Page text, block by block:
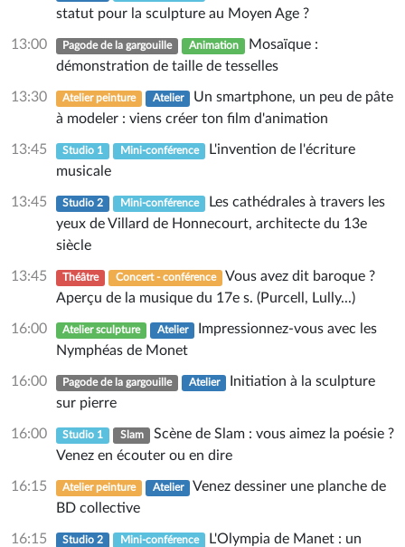
statut pour la sculpture au Moyen Age ?
13:00 Pagode de la gargouille Animation Mosaïque :
démonstration de taille de tesselles
13:30 Atelier peinture Atelier Un smartphone, un peu de pâte
à modeler : viens créer ton film d'animation
13:45 Studio 1 Mini-conférence L'invention de l'écriture
musicale
13:45 Studio 2 Mini-conférence Les cathédrales à travers les
yeux de Villard de Honnecourt, architecte du 13e
siècle
13:45 Théâtre Concert - conférence Vous avez dit baroque ?
Aperçu de la musique du 17e s. (Purcell, Lully...)
16:00 Atelier sculpture Atelier Impressionnez-vous avec les
Nymphéas de Monet
16:00 Pagode de la gargouille Atelier Initiation à la sculpture
sur pierre
16:00 Studio 1 Slam Scène de Slam : vous aimez la poésie ?
Venez en écouter ou en dire
16:15 Atelier peinture Atelier Venez dessiner une planche de
BD collective
16:15 Studio 2 Mini-conférence L'Olympia de Manet : un